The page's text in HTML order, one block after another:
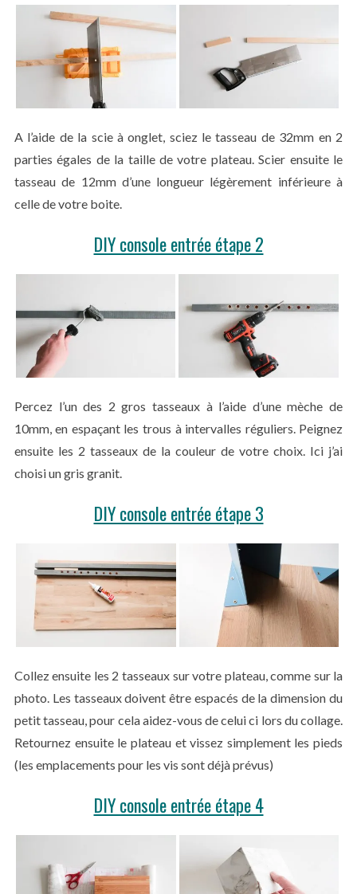
A l’aide de la scie à onglet, sciez le tasseau de 32mm en 2
parties égales de la taille de votre plateau. Scier ensuite le
tasseau de 12mm d’une longueur légèrement inférieure à
celle de votre boite.
DIY console entrée étape 2
Percez l’un des 2 gros tasseaux à l’aide d’une mèche de
10mm, en espaçant les trous à intervalles réguliers. Peignez
ensuite les 2 tasseaux de la couleur de votre choix. Ici j’ai
choisi un gris granit.
DIY console entrée étape 3
Collez ensuite les 2 tasseaux sur votre plateau, comme sur la
photo. Les tasseaux doivent être espacés de la dimension du
petit tasseau, pour cela aidez-vous de celui ci lors du collage.
Retournez ensuite le plateau et vissez simplement les pieds
(les emplacements pour les vis sont déjà prévus)
DIY console entrée étape 4
e
a